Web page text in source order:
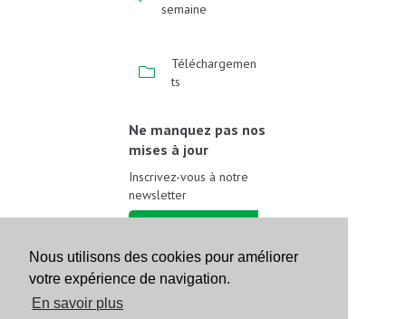
Nous utilisons des cookies pour améliorer
votre expérience de navigation.
En savoir plus
semaine
Téléchargemen
ts
Ne manquez pas nos
mises à jour
Inscrivez-vous à notre
newsletter
Suivez-nous sur les